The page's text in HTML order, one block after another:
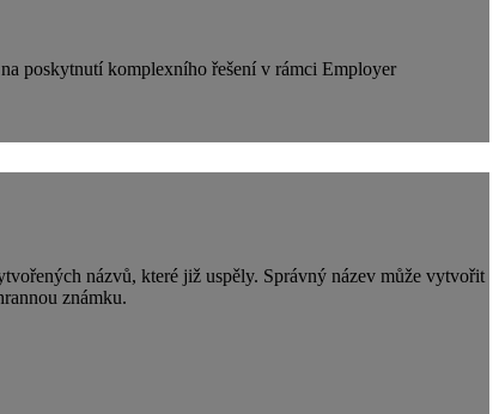
poskytnutí komplexního řešení v rámci Employer
názvů, které již uspěly. Správný název může vytvořit
známku.